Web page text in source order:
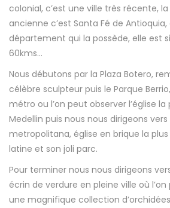
colonial, c’est une ville très récente,
ancienne c’est Santa Fé de
département qui la possède, elle est
60kms…
Nous débutons par la Plaza Botero,
célèbre sculpteur puis le Parque
métro ou l’on peut observer l’église la
Medellin puis nous nous dirigeons
metropolitana, église en brique la plus
latine et son joli parc.
Pour terminer nous nous dirigeons
écrin de verdure en pleine ville où
une magnifique collection